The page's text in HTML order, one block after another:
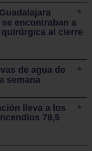
encontraban a
al cierre
de agua de
semana
lleva a los
78,5